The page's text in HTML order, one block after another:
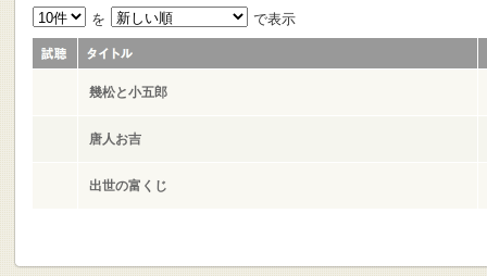
を で表示
幾松と小五郎
唐人お吉
出世の富くじ